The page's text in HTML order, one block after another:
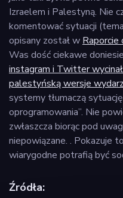
Izraelem i Palestyną. Nie
komentować sytuacji
opisany został w Raporcie
Was dość ciekawe
instagram i Twitter
palestyńską wersje
systemy tłumaczą
oprogramowania”. Nie
zwłaszcza biorąc pod
niepowiązane. . Pokazuje
wiarygodne potrafią być
Źródła: